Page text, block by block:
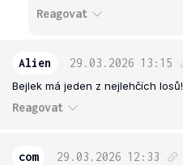
Reagovat
Alien 29.03.2026 13:15
Bejlek má jeden z nejlehčích losů!
Reagovat
com 29.03.2026 12:33